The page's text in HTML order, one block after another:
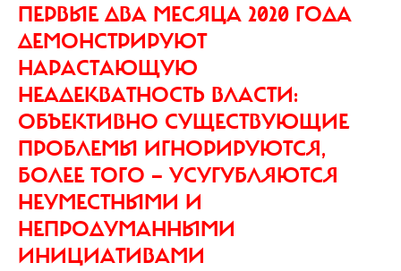
ПЕРВЫЕ ДВА МЕСЯЦА 2020 ГОДА
ДЕМОНСТРИРУЮТ
НАРАСТАЮЩУЮ
НЕАДЕКВАТНОСТЬ ВЛАСТИ:
ОБЪЕКТИВНО СУЩЕСТВУЮЩИЕ
ПРОБЛЕМЫ ИГНОРИРУЮТСЯ,
БОЛЕЕ ТОГО — УСУГУБЛЯЮТСЯ
НЕУМЕСТНЫМИ И
НЕПРОДУМАННЫМИ
ИНИЦИАТИВАМИ